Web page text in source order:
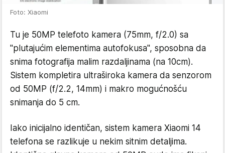
Foto: Xiaomi
Tu je 50MP telefoto kamera (75mm, f/2.0) sa
"plutajućim elementima autofokusa", sposobna da
snima fotografija malim razdaljinama (na 10cm).
Sistem kompletira ultraširoka kamera da senzorom
od 50MP (f/2.2, 14mm) i makro mogućnošću
snimanja do 5 cm.
Iako inicijalno identičan, sistem kamera Xiaomi 14
telefona se razlikuje u nekim sitnim detaljima.